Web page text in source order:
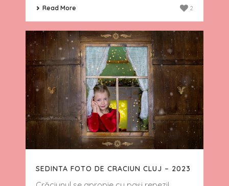
Read More 2
SEDINTA FOTO DE CRACIUN CLUJ – 2023